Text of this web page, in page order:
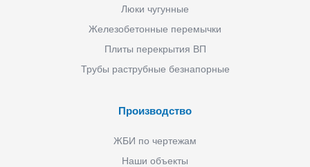
Люки чугунные
Железобетонные перемычки
Плиты перекрытия ВП
Трубы раструбные безнапорные
Производство
ЖБИ по чертежам
Наши объекты